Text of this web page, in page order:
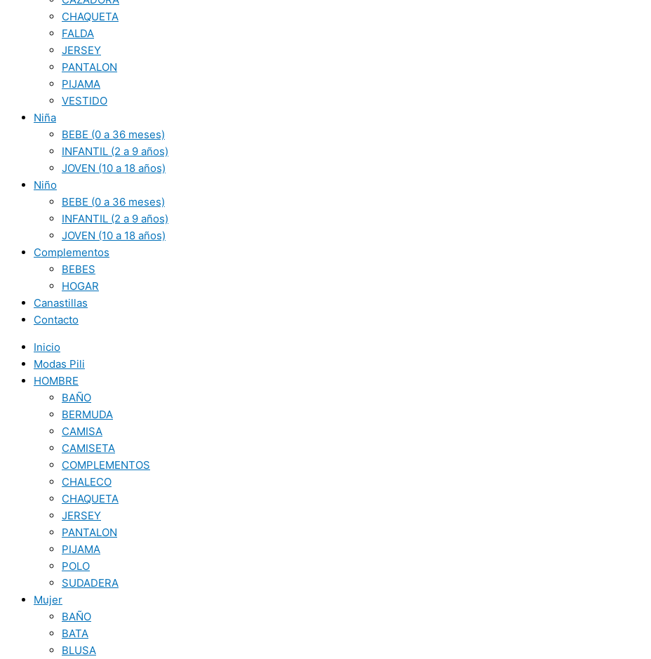
CHAQUETA
FALDA
JERSEY
PANTALON
PIJAMA
VESTIDO
Niña
BEBE (0 a 36 meses)
INFANTIL (2 a 9 años)
JOVEN (10 a 18 años)
Niño
BEBE (0 a 36 meses)
INFANTIL (2 a 9 años)
JOVEN (10 a 18 años)
Complementos
BEBES
HOGAR
Canastillas
Contacto
Inicio
Modas Pili
HOMBRE
BAÑO
BERMUDA
CAMISA
CAMISETA
COMPLEMENTOS
CHALECO
CHAQUETA
JERSEY
PANTALON
PIJAMA
POLO
SUDADERA
Mujer
BAÑO
BATA
BLUSA